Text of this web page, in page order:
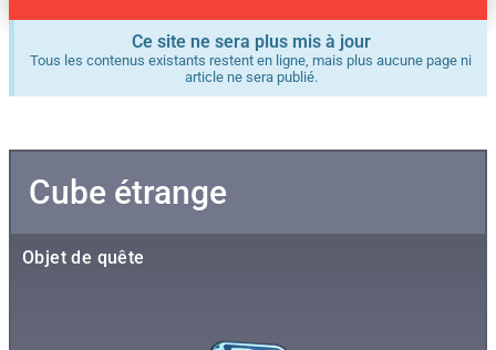
Ce site ne sera plus mis à jour
Tous les contenus existants restent en ligne, mais plus aucune page ni
article ne sera publié.
Cube étrange
Objet de quête